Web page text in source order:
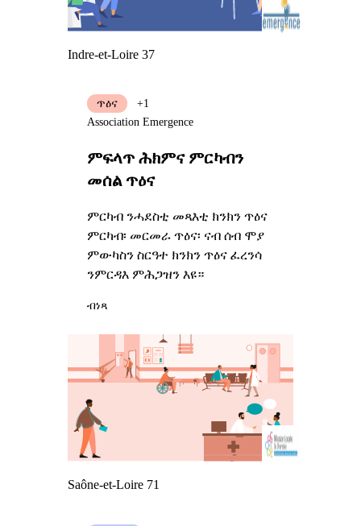
Indre-et-Loire 37
ምፍላጥ ሕክምና ምርካብን
መሰል ጥዕና
ምርካብ ንሓደስቲ መጻእቲ ክንክን ጥዕና
ምርካብ፡ መርመራ ጥዕና፡ ናብ ሰብ ሞያ
ምውካስን ስርዓተ ክንክን ጥዕና ፈረንሳ
ንምርዳእ ምሕጋዝን እዩ።
ጥዕና
+1
Association Emergence
ብነጻ
Saône-et-Loire 71